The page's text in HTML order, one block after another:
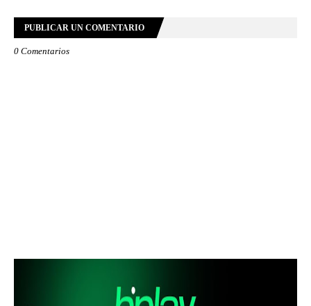
PUBLICAR UN COMENTARIO
0 Comentarios